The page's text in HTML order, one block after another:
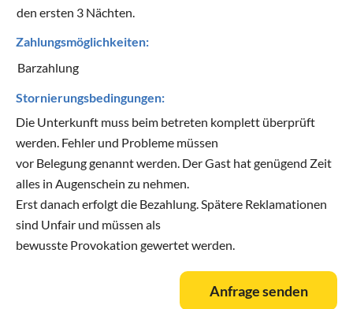
den ersten 3 Nächten.
Zahlungsmöglichkeiten:
Barzahlung
Stornierungsbedingungen:
Die Unterkunft muss beim betreten komplett überprüft
werden. Fehler und Probleme müssen
vor Belegung genannt werden. Der Gast hat genügend Zeit
alles in Augenschein zu nehmen.
Erst danach erfolgt die Bezahlung. Spätere Reklamationen
sind Unfair und müssen als
bewusste Provokation gewertet werden.
Anfrage senden